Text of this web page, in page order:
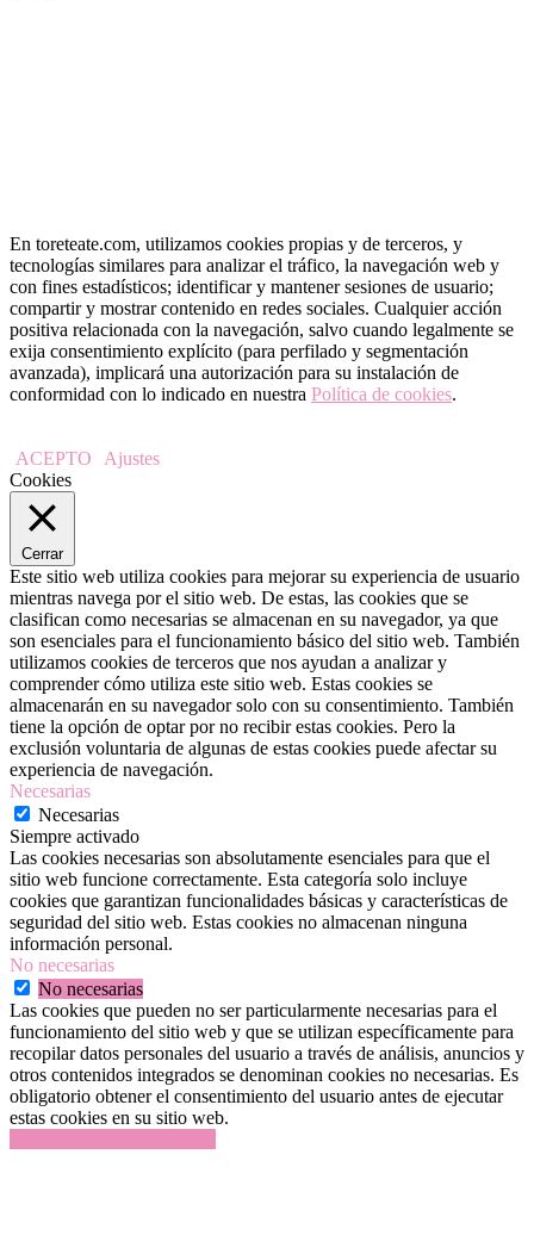
En toreteate.com, utilizamos cookies propias y de terceros, y
tecnologías similares para analizar el tráfico, la navegación web y
con fines estadísticos; identificar y mantener sesiones de usuario;
compartir y mostrar contenido en redes sociales. Cualquier acción
positiva relacionada con la navegación, salvo cuando legalmente se
exija consentimiento explícito (para perfilado y segmentación
avanzada), implicará una autorización para su instalación de
conformidad con lo indicado en nuestra Política de cookies.
ACEPTO
Ajustes
Cookies
Cerrar
Este sitio web utiliza cookies para mejorar su experiencia de usuario
mientras navega por el sitio web. De estas, las cookies que se
clasifican como necesarias se almacenan en su navegador, ya que
son esenciales para el funcionamiento básico del sitio web. También
utilizamos cookies de terceros que nos ayudan a analizar y
comprender cómo utiliza este sitio web. Estas cookies se
almacenarán en su navegador solo con su consentimiento. También
tiene la opción de optar por no recibir estas cookies. Pero la
exclusión voluntaria de algunas de estas cookies puede afectar su
experiencia de navegación.
Necesarias
Necesarias
Siempre activado
Las cookies necesarias son absolutamente esenciales para que el
sitio web funcione correctamente. Esta categoría solo incluye
cookies que garantizan funcionalidades básicas y características de
seguridad del sitio web. Estas cookies no almacenan ninguna
información personal.
No necesarias
No necesarias
Las cookies que pueden no ser particularmente necesarias para el
funcionamiento del sitio web y que se utilizan específicamente para
recopilar datos personales del usuario a través de análisis, anuncios y
otros contenidos integrados se denominan cookies no necesarias. Es
obligatorio obtener el consentimiento del usuario antes de ejecutar
estas cookies en su sitio web.